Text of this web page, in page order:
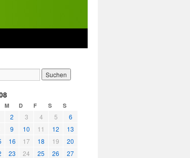
M D F S S
2 3 4 5
6
9 10 11 12
13
16 17 18 19
20
23 24 25 26
27